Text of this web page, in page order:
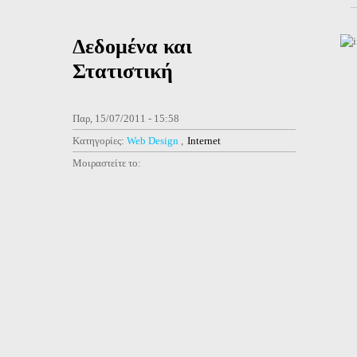
Δεδομένα και
Στατιστική
Παρ, 15/07/2011 - 15:58
Κατηγορίες: Web Design
Internet
Μοιραστείτε το: